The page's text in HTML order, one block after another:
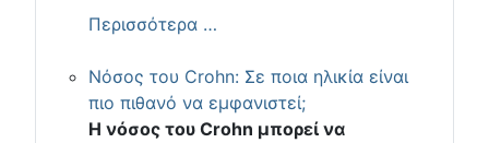
Περισσότερα …
Νόσος του Crohn: Σε ποια ηλικία είναι
πιο πιθανό να εμφανιστεί;
Η νόσος του Crohn μπορεί να